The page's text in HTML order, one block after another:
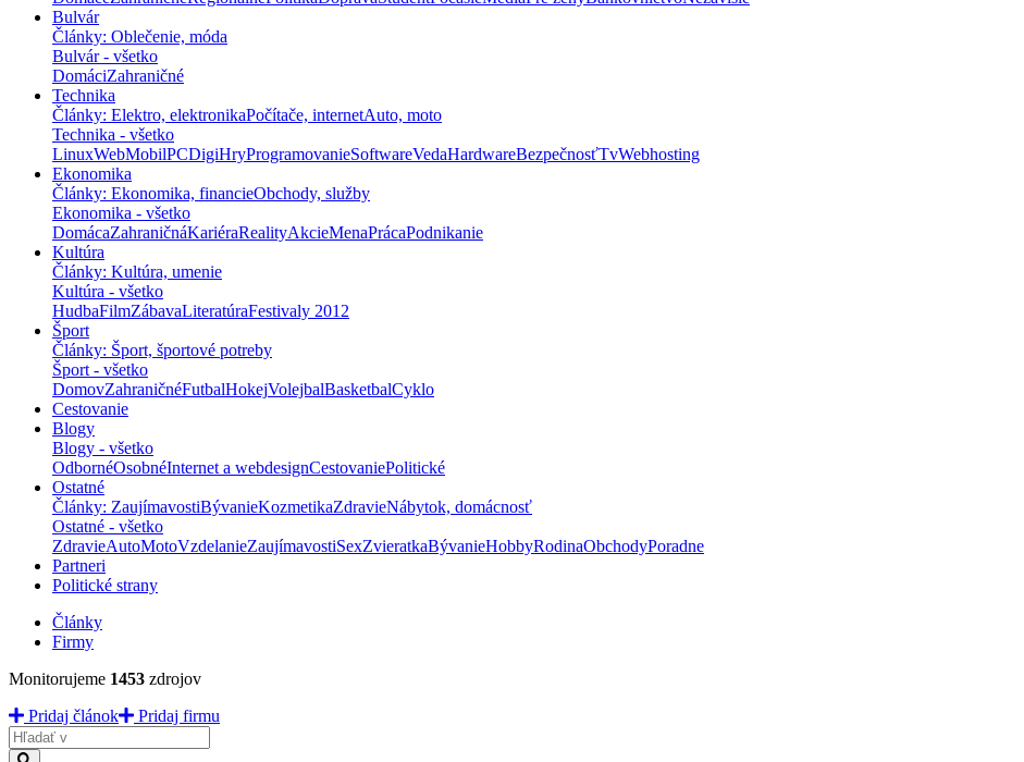
Bulvár
Články: Oblečenie, móda
Bulvár - všetko
DomáciZahraničné
Technika
Články: Elektro, elektronikaPočítače, internetAuto, moto
Technika - všetko
LinuxWebMobilPCDigiHryProgramovanieSoftwareVedaHardwareBezpečnosťTvWebhosting
Ekonomika
Články: Ekonomika, financieObchody, služby
Ekonomika - všetko
DomácaZahraničnáKariéraRealityAkcieMenaPrácaPodnikanie
Kultúra
Články: Kultúra, umenie
Kultúra - všetko
HudbaFilmZábavaLiteratúraFestivaly 2012
Šport
Články: Šport, športové potreby
Šport - všetko
DomovZahraničnéFutbalHokejVolejbalBasketbalCyklo
Cestovanie
Blogy
Blogy - všetko
OdbornéOsobnéInternet a webdesignCestovaniePolitické
Ostatné
Články: ZaujímavostiBývanieKozmetikaZdravieNábytok, domácnosť
Ostatné - všetko
ZdravieAutoMotoVzdelanieZaujímavostiSexZvieratkaBývanieHobbyRodinaObchodyPoradne
Partneri
Politické strany
Články
Firmy
Monitorujeme 1453 zdrojov
Pridaj článok
Pridaj firmu
Hladať